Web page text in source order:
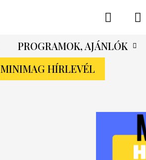
PROGRAMOK, AJÁNLÓK
MINIMAG HÍRLEVÉL